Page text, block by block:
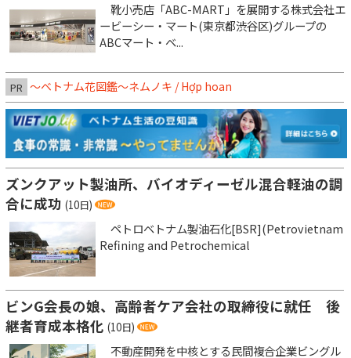
靴小売店「ABC-MART」を展開する株式会社エ
ービーシー・マート(東京都渋谷区)グループの
ABCマート・ベ...
PR ～ベトナム花図鑑～ネムノキ / Hợp hoan
ズンクアット製油所、バイオディーゼル混合軽油の調
合に成功 (10日)
ペトロベトナム製油石化[BSR](Petrovietnam
Refining and Petrochemical
ビンG会長の娘、高齢者ケア会社の取締役に就任 後
継者育成本格化 (10日)
不動産開発を中核とする民間複合企業ビングル